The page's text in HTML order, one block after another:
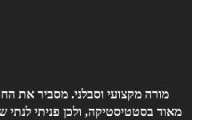
מורה מקצועי וסבלני. מסביר את
מאוד בסטטיסטיקה, ולכן פניתי לנתי